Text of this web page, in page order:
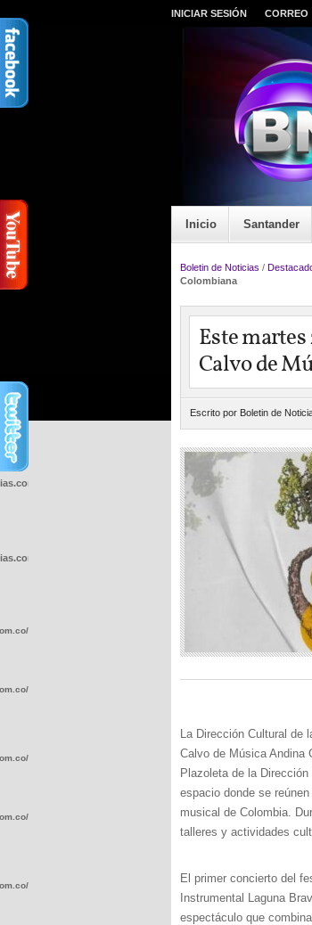
INICIAR SESIÓN CORREO
Inicio Santander
Boletin de Noticias /
Colombiana
Este
Calvo de
Escrito por Boletin de
La Dirección Cultural de
Calvo de Música Andina
Plazoleta de la
espacio donde se
musical de Colombia.
talleres y actividades
El primer concierto del
Instrumental Laguna
espectáculo que
wp-
wp-
wp-
wp-
wp-
wp-
wp-